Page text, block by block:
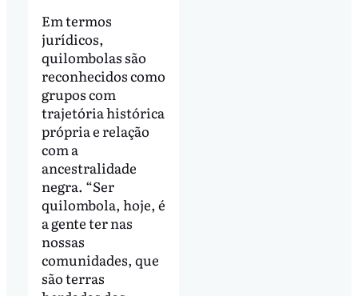
Em termos
jurídicos,
quilombolas são
reconhecidos como
grupos com
trajetória histórica
própria e relação
com a
ancestralidade
negra. “Ser
quilombola, hoje, é
a gente ter nas
nossas
comunidades, que
são terras